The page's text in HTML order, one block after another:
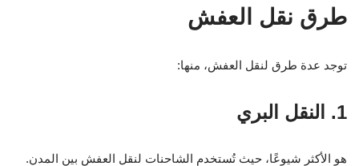
طرق نقل العفش
توجد عدة طرق لنقل العفش، منها:
1. النقل البري
هو الأكثر شيوعًا، حيث تُستخدم الشاحنات لنقل العفش بين المدن.